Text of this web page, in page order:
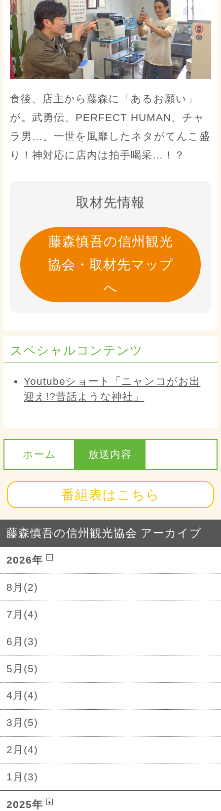
食後、店主から藤森に「あるお願い」
が。武勇伝、PERFECT HUMAN、チャ
ラ男…。一世を風靡したネタがてんこ盛
り！神対応に店内は拍手喝采…！？
取材先情報
藤森慎吾の信州観光
協会・取材先マップ
へ
スペシャルコンテンツ
Youtubeショート「ニャンコがお出
迎え!?昔話ような神社」
ホーム 放送内容
番組表はこちら
藤森慎吾の信州観光協会 アーカイブ
2026年
8月(2)
7月(4)
6月(3)
5月(5)
4月(4)
3月(5)
2月(4)
1月(3)
2025年